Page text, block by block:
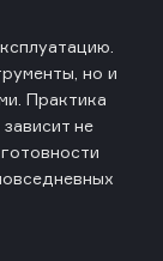
но и
Практика
не